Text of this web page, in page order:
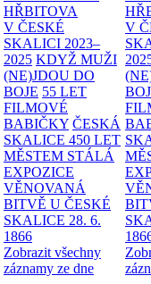
HŘBITOVA
V ČESKÉ
SKALICI 2023–
2025 KDYŽ MUŽI
(NE)JDOU DO
BOJE 55 LET
FILMOVÉ
BABIČKY ČESKÁ
SKALICE 450 LET
MĚSTEM STÁLÁ
EXPOZICE
VĚNOVANÁ
BITVĚ U ČESKÉ
SKALICE 28. 6.
1866
Zobrazit všechny
záznamy ze dne
V